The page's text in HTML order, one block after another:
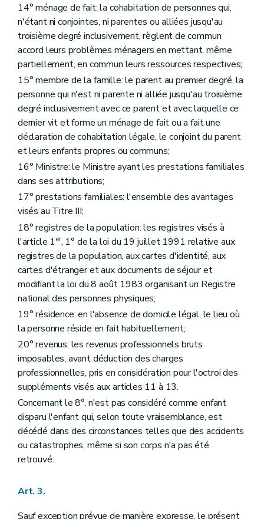
Section 3 La révision
Art. 82
Art. 83
Chapitre V Le paiement
Art. 84
Art. 85
Art. 86
Art. 87
Chapitre VI Les intérêts
Art. 88
Art. 89
Art. 90
Chapitre VII La récupération
Art. 91
Art. 91/1
Art. 92
Chapitre VIII Les contestations
Art. 93
Art. 94
Art. 95
Chapitre X La prescription
Art. 96
Art. 97
Chapitre XI Les obligations
Section 1re
La déontologie
Art. 98
Art. 99
Art. 100
Section 2 L'information
Art. 101
Art. 102
Art. 103
Art. 104
Art. 105
Section 3 Les flux informatiques
Art. 106
Art. 106/1
Art. 107
Section 4 La protection de la vie privée
Chapitre XII
Art. 111/1
14° ménage de fait: la cohabitation de personnes qui,
n'étant ni conjointes, ni parentes ou alliées jusqu'au
troisième degré inclusivement, règlent de commun
accord leurs problèmes ménagers en mettant, même
partiellement, en commun leurs ressources respectives;
15° membre de la famille: le parent au premier degré, la
personne qui n'est ni parente ni alliée jusqu'au troisième
degré inclusivement avec ce parent et avec laquelle ce
dernier vit et forme un ménage de fait ou a fait une
déclaration de cohabitation légale, le conjoint du parent
et leurs enfants propres ou communs;
16° Ministre: le Ministre ayant les prestations familiales
dans ses attributions;
17° prestations familiales: l'ensemble des avantages
visés au Titre III;
18° registres de la population: les registres visés à
l'article 1er, 1° de la loi du 19 juillet 1991 relative aux
registres de la population, aux cartes d'identité, aux
cartes d'étranger et aux documents de séjour et
modifiant la loi du 8 août 1983 organisant un Registre
national des personnes physiques;
19° résidence: en l'absence de domicile légal, le lieu où
la personne réside en fait habituellement;
20° revenus: les revenus professionnels bruts
imposables, avant déduction des charges
professionnelles, pris en considération pour l'octroi des
suppléments visés aux articles 11 à 13.
Concernant le 8°, n'est pas considéré comme enfant
disparu l'enfant qui, selon toute vraisemblance, est
décédé dans des circonstances telles que des accidents
ou catastrophes, même si son corps n'a pas été
retrouvé.
Art. 3.
Sauf exception prévue de manière expresse, le présent